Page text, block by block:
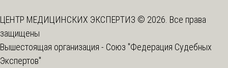
ЦЕНТР МЕДИЦИНСКИХ ЭКСПЕРТИЗ © 2026. Все права
защищены
Вышестоящая организация - Союз "Федерация Судебных
Экспертов"